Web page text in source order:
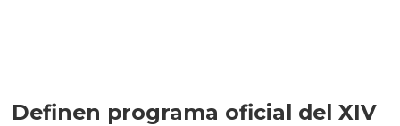
Definen programa oficial del XIV